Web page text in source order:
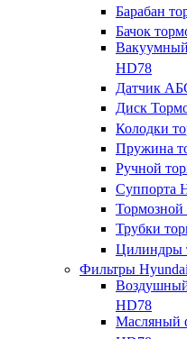
Барабан
Бачок
HD78
Датчик
Диск
Колодки
Пружина
Ручной
Суппорта
Трубки
Цилиндры
Фильтры
HD78
Масляный